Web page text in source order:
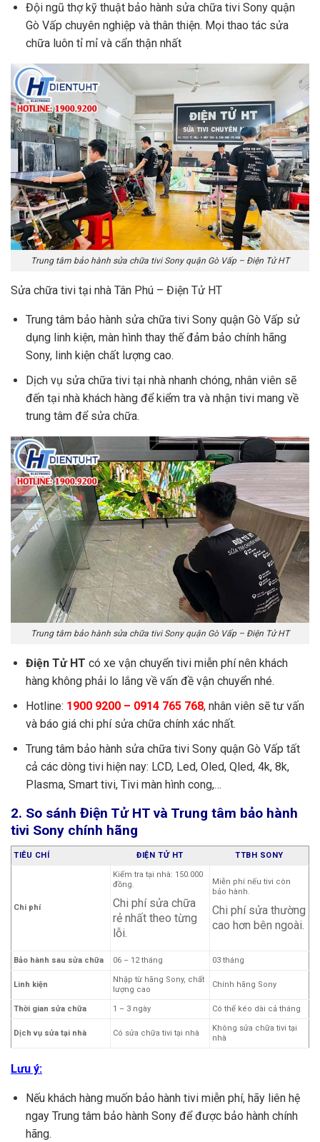
Đội ngũ thợ kỹ thuật bảo hành sửa chữa tivi Sony quận
Gò Vấp chuyên nghiệp và thân thiện. Mọi thao tác sửa
chữa luôn tỉ mỉ và cẩn thận nhất
Trung tâm bảo hành sửa chữa tivi Sony quận Gò Vấp – Điện Tử HT
Sửa chữa tivi tại nhà Tân Phú – Điện Tử HT
Trung tâm bảo hành sửa chữa tivi Sony quận Gò Vấp sử
dụng linh kiện, màn hình thay thế đảm bảo chính hãng
Sony, linh kiện chất lượng cao.
Dịch vụ sửa chữa tivi tại nhà nhanh chóng, nhân viên sẽ
đến tại nhà khách hàng để kiểm tra và nhận tivi mang về
trung tâm để sửa chữa.
Trung tâm bảo hành sửa chữa tivi Sony quận Gò Vấp – Điện Tử HT
Điện Tử HT có xe vận chuyển tivi miễn phí nên khách
hàng không phải lo lắng về vấn đề vận chuyển nhé.
Hotline: 1900 9200 – 0914 765 768, nhân viên sẽ tư vấn
và báo giá chi phí sửa chữa chính xác nhất.
Trung tâm bảo hành sửa chữa tivi Sony quận Gò Vấp tất
cả các dòng tivi hiện nay: LCD, Led, Oled, Qled, 4k, 8k,
Plasma, Smart tivi, Tivi màn hình cong,…
2. So sánh Điện Tử HT và Trung tâm bảo hành
tivi Sony chính hãng
TIÊU CHÍ ĐIỆN TỬ HT TTBH SONY
Chi phí
Kiểm tra tại nhà: 150.000
đồng.
Chi phí sửa chữa
rẻ nhất theo từng
lỗi.
Miễn phí nếu tivi còn
bảo hành.
Chi phí sửa thường
cao hơn bên ngoài.
Bảo hành sau sửa chữa 06 – 12 tháng 03 tháng
Linh kiện
Nhập từ hãng Sony, chất
lượng cao
Chính hãng Sony
Thời gian sửa chữa 1 – 3 ngày Có thể kéo dài cả tháng
Dịch vụ sửa tại nhà Có sửa chữa tivi tại nhà
Không sửa chữa tivi tại
nhà
Lưu ý:
Nếu khách hàng muốn bảo hành tivi miễn phí, hãy liên hệ
ngay Trung tâm bảo hành Sony để được bảo hành chính
hãng.